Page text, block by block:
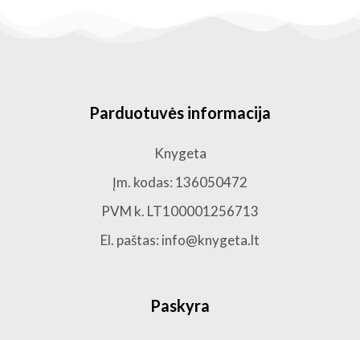
Paskyra
Parduotuvės informacija
Knygeta
Įm. kodas: 136050472
PVM k. LT100001256713
El. paštas: info@knygeta.lt